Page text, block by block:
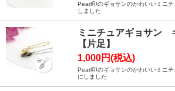
Pearl印のギョサンのかわいいミニ
しました
ミニチュアギョサン
【片足】
1,000円(税込)
Pearl印のギョサンのかわいいミニ
にしました